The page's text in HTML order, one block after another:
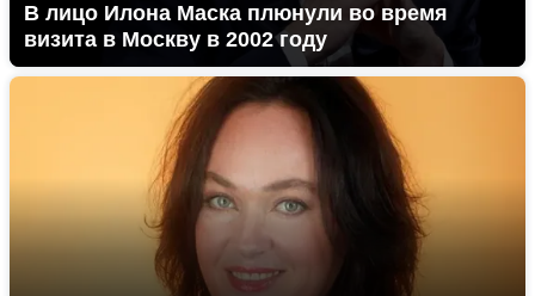
В лицо Илона Маска плюнули во время
визита в Москву в 2002 году